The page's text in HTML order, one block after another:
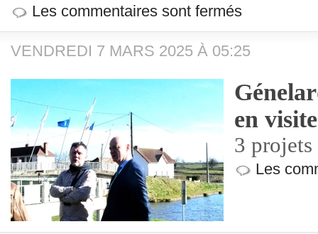
Les commentaires sont fermés
VENDREDI 7 MARS 2025 À 05:25
en visite
3
Les